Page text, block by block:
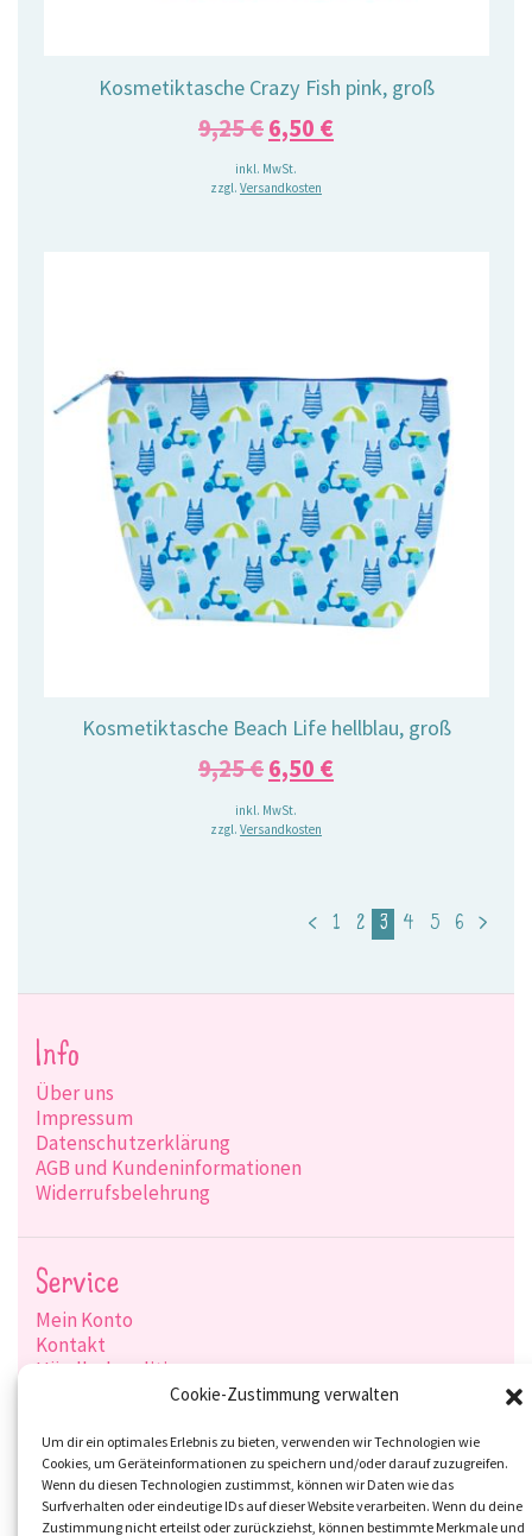
Cookie-Zustimmung verwalten
Um dir ein optimales Erlebnis zu bieten, verwenden wir Technologien wie
Cookies, um Geräteinformationen zu speichern und/oder darauf zuzugreifen.
Wenn du diesen Technologien zustimmst, können wir Daten wie das
Surfverhalten oder eindeutige IDs auf dieser Website verarbeiten. Wenn du deine
Zustimmung nicht erteilst oder zurückziehst, können bestimmte Merkmale und
Kosmetiktasche Crazy Fish pink, groß
9,25€Ursprünglicher
Preis
war:
6,50 €Aktueller
inkl. MwSt.
zzgl. Versandkosten
Kosmetiktasche Beach Life hellblau, groß
9,25€Ursprünglicher
Preis
war:
6,50 €Aktueller
inkl. MwSt.
zzgl. Versandkosten
< 1 2 3 4 5 6 >
Info
Über uns
Impressum
Datenschutzerklärung
AGB und Kundeninformationen
Widerrufsbelehrung
Service
Mein Konto
Kontakt
Händlerkonditionen
Zahlungsarten